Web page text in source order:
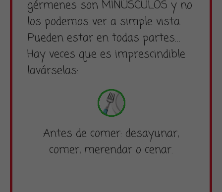
gérmenes son MINÚSCULOS y no
los podemos ver a simple vista.
Pueden estar en todas partes…
Hay veces que es imprescindible
lavárselas:
Antes de comer: desayunar,
comer, merendar o cenar.